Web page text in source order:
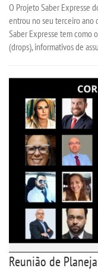
O Projeto Saber Expresse
entrou no seu terceiro ano
Saber Expresse tem como
(drops), informativos de
Reunião de